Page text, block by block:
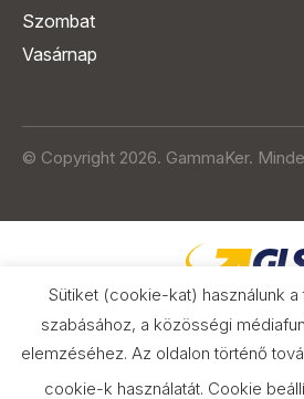
Szombat
Vasárnap
© Copyright 2026. GammaKer.
Árak és paraméterek
Sütiket (cookie-kat) használunk
szabásához, a közösségi
elemzéséhez. Az oldalon történő
cookie-k használatát. Cookie